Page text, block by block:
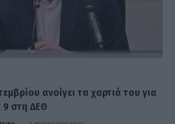
ανοίγει τα χαρτιά του για
9 στη ΔΕΘ